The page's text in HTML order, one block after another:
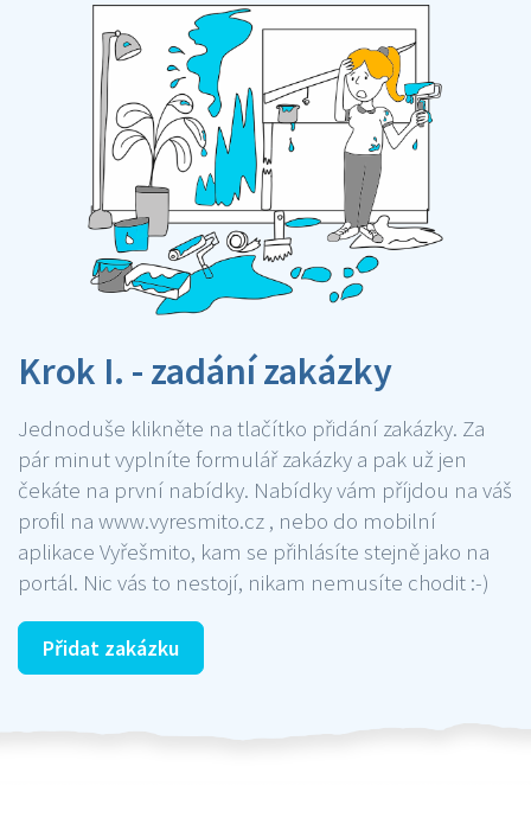
Krok I. - zadání zakázky
Jednoduše klikněte na tlačítko přidání zakázky. Za
pár minut vyplníte formulář zakázky a pak už jen
čekáte na první nabídky. Nabídky vám příjdou na váš
profil na www.vyresmito.cz , nebo do mobilní
aplikace Vyřešmito, kam se přihlásíte stejně jako na
portál. Nic vás to nestojí, nikam nemusíte chodit :-)
Přidat zakázku